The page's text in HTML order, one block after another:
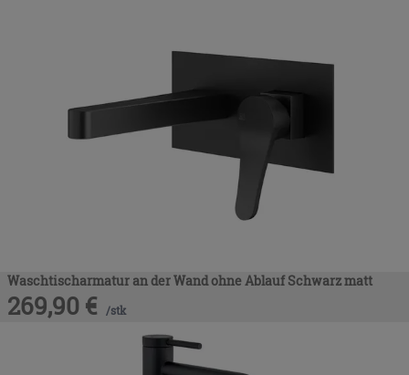
Waschtischarmatur an der Wand ohne Ablauf Schwarz matt
269,90 € /stk